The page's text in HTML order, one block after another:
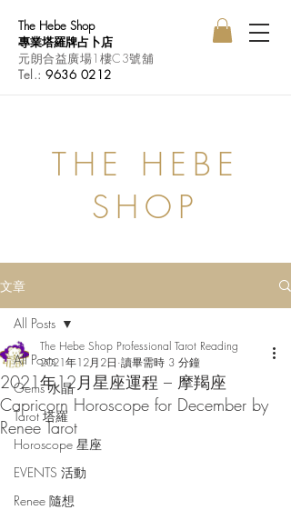
The Hebe Shop
專業塔羅牌占卜店
元朗合益廣場1樓C3號舖
Tel.:9636 0212
THE HEBE
SHOP
文章
All Posts
Gems 水晶
Tarot 塔羅
Horoscope 星座
EVENTS 活動
Renee 隨想
All Posts
2021年12月星座運程 – 摩羯座
Capricorn Horoscope for December by
Renee Tarot
The Hebe Shop Professional Tarot Reading
2021年12月2日 讀畢需時 3 分鐘